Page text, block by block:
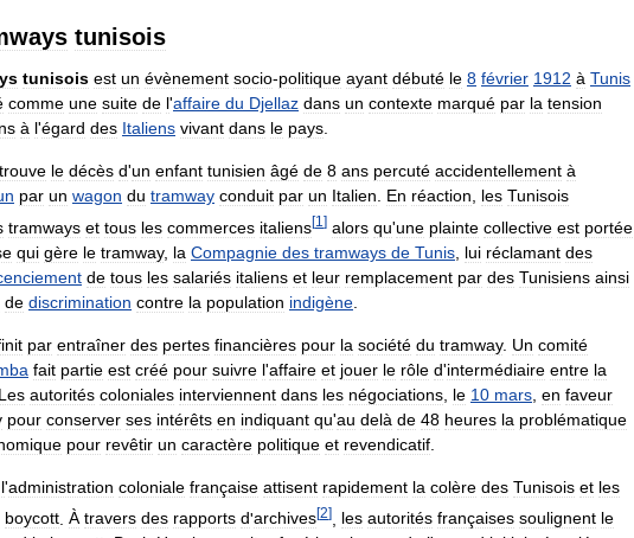
tunisois
tunisois est un évènement socio-politique ayant débuté le 8 février 1912 à Tunis
comme une suite de l'affaire du Djellaz dans un contexte marqué par la tension
à l'égard des Italiens vivant dans le pays
trouve le décès d'un enfant tunisien âgé de 8 ans percuté accidentellement à
par un wagon du tramway conduit par un Italien En réaction les Tunisois
tramways et tous les commerces italiens[1 ] alors qu'une plainte collective est portée
qui gère le tramway, la Compagnie des tramways de Tunis lui réclamant des
de tous les salariés italiens et leur remplacement par des Tunisiens ainsi
de discrimination contre la population indigène
par entraîner des pertes financières pour la société du tramway. Un comité
fait partie est créé pour suivre l'affaire et jouer le rôle d'intermédiaire entre la
Les autorités coloniales interviennent dans les négociations le 10 mars en faveur
pour conserver ses intérêts en indiquant qu'au delà de 48 heures la problématique
pour revêtir un caractère politique et revendicatif
l'administration coloniale française attisent rapidement la colère des Tunisois et les
boycott À travers des rapports d'archives[2] les autorités françaises soulignent le